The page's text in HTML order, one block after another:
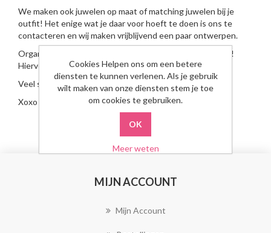
We maken ook juwelen op maat of matching juwelen bij je
outfit! Het enige wat je daar voor hoeft te doen is ons te
contacteren en wij maken vrijblijvend een paar ontwerpen.
Organiseer je graag een shop middag/avond, dat kan ook!
Hiervoor kan je ook contact met ons opnemen!
Veel shopplezier!
Xoxo Bren & Josette
MIJN ACCOUNT
Mijn Account
Cookies Helpen ons om een betere
diensten te kunnen verlenen. Als je gebruik
wilt maken van onze diensten stem je toe
om cookies te gebruiken.
Meer weten